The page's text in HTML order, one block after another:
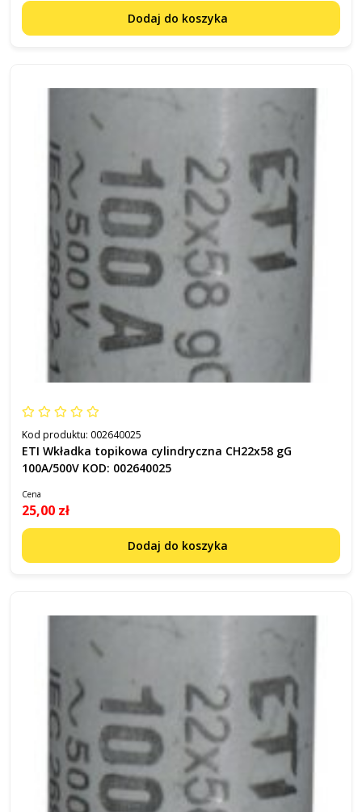
Dodaj do koszyka
Kod produktu: 002640025
ETI Wkładka topikowa cylindryczna CH22x58 gG
100A/500V KOD: 002640025
Cena
25,00 zł
Dodaj do koszyka